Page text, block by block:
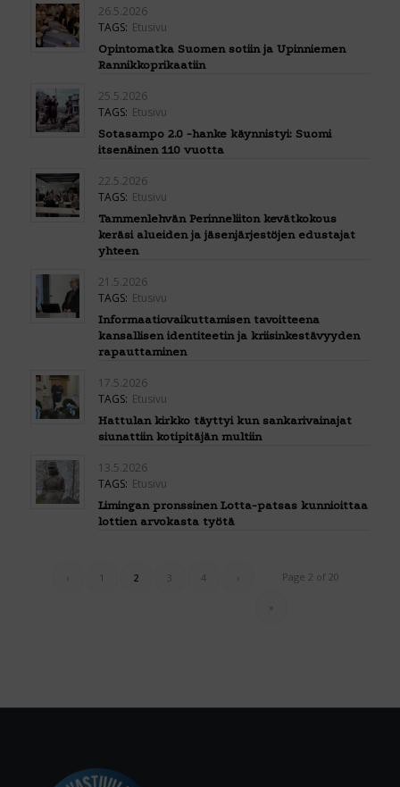
26.5.2026
TAGS: Etusivu
Opintomatka Suomen sotiin ja Upinniemen
Rannikkoprikaatiin
25.5.2026
TAGS: Etusivu
Sotasampo 2.0 -hanke käynnistyi: Suomi
itsenäinen 110 vuotta
22.5.2026
TAGS: Etusivu
Tammenlehvän Perinneliiton kevätkokous
keräsi alueiden ja jäsenjärjestöjen edustajat
yhteen
21.5.2026
TAGS: Etusivu
Informaatiovaikuttamisen tavoitteena
kansallisen identiteetin ja kriisinkestävyyden
rapauttaminen
17.5.2026
TAGS: Etusivu
Hattulan kirkko täyttyi kun sankarivainajat
siunattiin kotipitäjän multiin
13.5.2026
TAGS: Etusivu
Limingan pronssinen Lotta-patsas kunnioittaa
lottien arvokasta työtä
Page 2 of 20
‹ 1 2 3 4 ›
»